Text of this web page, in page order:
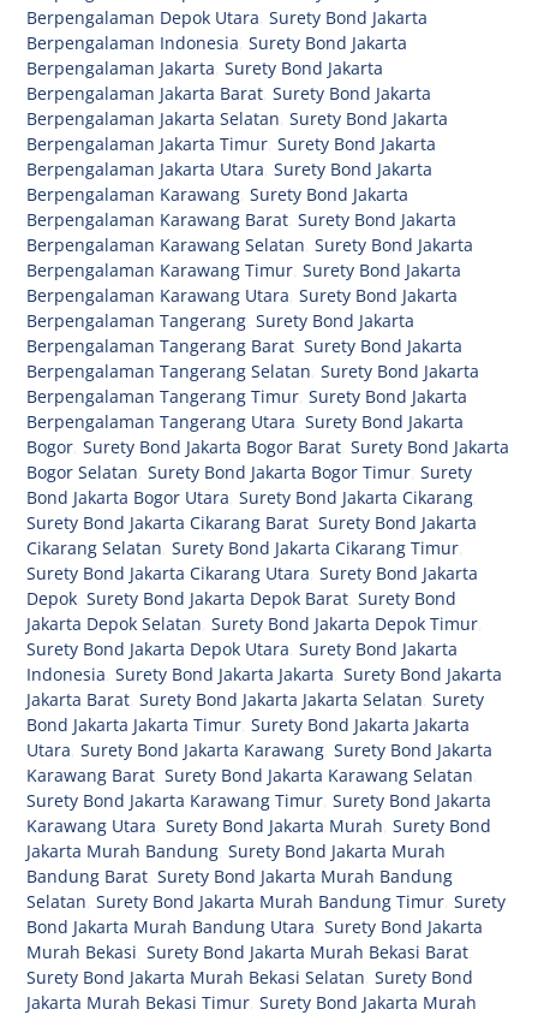
Berpengalaman Depok Utara ,Surety Bond Jakarta
Berpengalaman Indonesia ,Surety Bond Jakarta
Berpengalaman Jakarta ,Surety Bond Jakarta
Berpengalaman Jakarta Barat ,Surety Bond Jakarta
Berpengalaman Jakarta Selatan ,Surety Bond Jakarta
Berpengalaman Jakarta Timur ,Surety Bond Jakarta
Berpengalaman Jakarta Utara ,Surety Bond Jakarta
Berpengalaman Karawang ,Surety Bond Jakarta
Berpengalaman Karawang Barat ,Surety Bond Jakarta
Berpengalaman Karawang Selatan ,Surety Bond Jakarta
Berpengalaman Karawang Timur ,Surety Bond Jakarta
Berpengalaman Karawang Utara ,Surety Bond Jakarta
Berpengalaman Tangerang ,Surety Bond Jakarta
Berpengalaman Tangerang Barat ,Surety Bond Jakarta
Berpengalaman Tangerang Selatan ,Surety Bond Jakarta
Berpengalaman Tangerang Timur ,Surety Bond Jakarta
Berpengalaman Tangerang Utara ,Surety Bond Jakarta
Bogor ,Surety Bond Jakarta Bogor Barat ,Surety Bond Jakarta
Bogor Selatan ,Surety Bond Jakarta Bogor Timur ,Surety
Bond Jakarta Bogor Utara ,Surety Bond Jakarta Cikarang
Surety Bond Jakarta Cikarang Barat ,Surety Bond Jakarta
Cikarang Selatan ,Surety Bond Jakarta Cikarang Timur
Surety Bond Jakarta Cikarang Utara ,Surety Bond Jakarta
Depok ,Surety Bond Jakarta Depok Barat ,Surety Bond
Jakarta Depok Selatan ,Surety Bond Jakarta Depok Timur
Surety Bond Jakarta Depok Utara ,Surety Bond Jakarta
Indonesia ,Surety Bond Jakarta Jakarta ,Surety Bond Jakarta
Jakarta Barat ,Surety Bond Jakarta Jakarta Selatan ,Surety
Bond Jakarta Jakarta Timur ,Surety Bond Jakarta Jakarta
Utara ,Surety Bond Jakarta Karawang ,Surety Bond Jakarta
Karawang Barat ,Surety Bond Jakarta Karawang Selatan
Surety Bond Jakarta Karawang Timur ,Surety Bond Jakarta
Karawang Utara ,Surety Bond Jakarta Murah ,Surety Bond
Jakarta Murah Bandung ,Surety Bond Jakarta Murah
Bandung Barat ,Surety Bond Jakarta Murah Bandung
Selatan ,Surety Bond Jakarta Murah Bandung Timur ,Surety
Bond Jakarta Murah Bandung Utara ,Surety Bond Jakarta
Murah Bekasi ,Surety Bond Jakarta Murah Bekasi Barat
Surety Bond Jakarta Murah Bekasi Selatan ,Surety Bond
Jakarta Murah Bekasi Timur ,Surety Bond Jakarta Murah